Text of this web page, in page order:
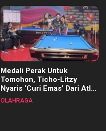
Medali Perak Untuk
Tomohon, Ticho-Litzy
Nyaris ‘Curi Emas’ Dari Atlet
Biliar PON di Porprov Sulut
OLAHRAGA